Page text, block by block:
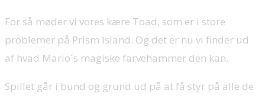
For så møder vi vores kære Toad, som er i store
problemer på Prism Island. Og det er nu vi finder ud
af hvad Mario´s magiske farvehammer den kan.
Spillet går i bund og grund ud på at få styr på alle de